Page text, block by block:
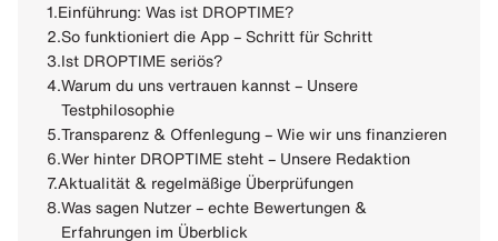
1. Einführung: Was ist DROPTIME?
2.So funktioniert die App – Schritt für Schritt
3. Ist DROPTIME seriös?
4.Warum du uns vertrauen kannst – Unsere
Testphilosophie
5.Transparenz & Offenlegung – Wie wir uns finanzieren
6.Wer hinter DROPTIME steht – Unsere Redaktion
7.Aktualität & regelmäßige Überprüfungen
8.Was sagen Nutzer – echte Bewertungen &
Erfahrungen im Überblick